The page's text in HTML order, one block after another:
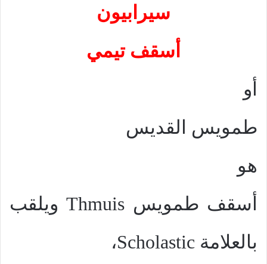
سيرابيون
أسقف تيمي
أو
طمويس القديس
هو
أسقف طمويس Thmuisويلقب
بالعلامة Scholastic،